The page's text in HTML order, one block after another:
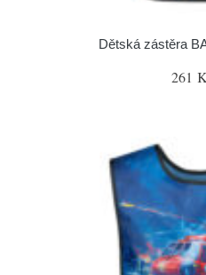
Dětská zástěra
261